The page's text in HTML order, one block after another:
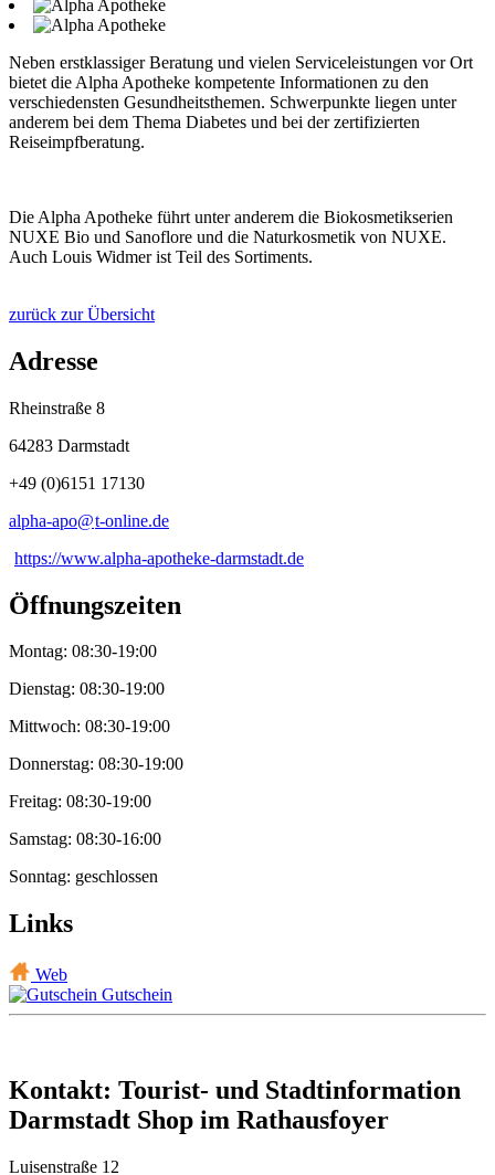
Neben erstklassiger Beratung und vielen Serviceleistungen vor Ort
bietet die Alpha Apotheke kompetente Informationen zu den
verschiedensten Gesundheitsthemen. Schwerpunkte liegen unter
anderem bei dem Thema Diabetes und bei der zertifizierten
Reiseimpfberatung.
Die Alpha Apotheke führt unter anderem die Biokosmetikserien
NUXE Bio und Sanoflore und die Naturkosmetik von NUXE.
Auch Louis Widmer ist Teil des Sortiments.
zurück zur Übersicht
Adresse
Rheinstraße 8
64283 Darmstadt
+49 (0)6151 17130
alpha-apo@t-online.de
https://www.alpha-apotheke-darmstadt.de
Öffnungszeiten
Montag: 08:30-19:00
Dienstag: 08:30-19:00
Mittwoch: 08:30-19:00
Donnerstag: 08:30-19:00
Freitag: 08:30-19:00
Samstag: 08:30-16:00
Sonntag: geschlossen
Links
Web
Gutschein
Kontakt: Tourist- und Stadtinformation
Darmstadt Shop im Rathausfoyer
Luisenstraße 12